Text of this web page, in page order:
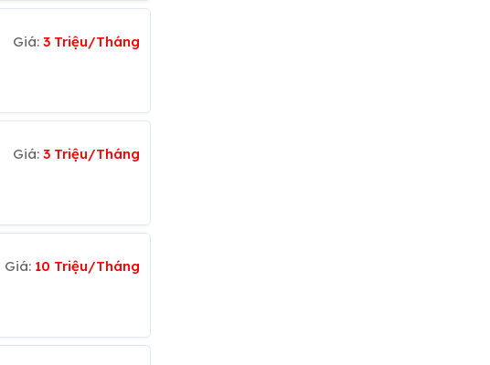
Giá:3 Triệu/Tháng
Giá:3 Triệu/Tháng
Giá: 10 Triệu/Tháng